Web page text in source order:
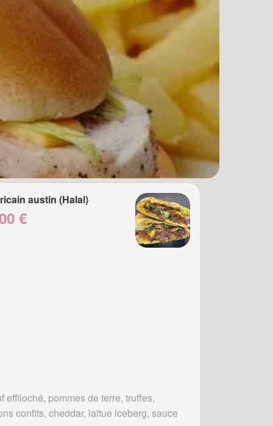
austin (Halal)
€
effiloché, pommes de terre, truffes,
confits, cheddar, laitue iceberg, sauce